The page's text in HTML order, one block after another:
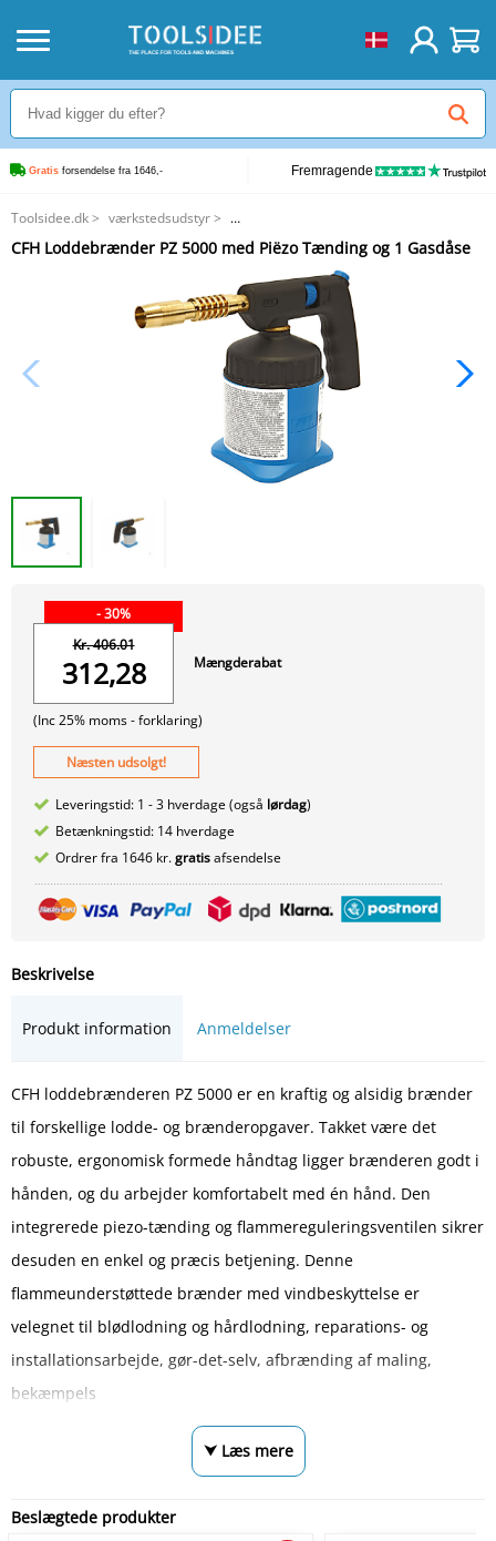
Gratis forsendelse fra 1646,- Fremragende
Toolsidee.dk> værkstedsudstyr>
udstyr til svejsning og lodning af oxy-brændstof og loddemaskiner
CFH Loddebrænder PZ 5000 med Piëzo Tænding og 1 Gasdåse
CFH Loddebrænder PZ 5000 med Piëzo Tænding og 1 Gasdåse
- 30%
Kr. 406.01
312,28
(Inc 25% moms -forklaring)
Mængderabat
Næsten udsolgt!
Leveringstid: 1 - 3 hverdage (også lørdag)
Betænkningstid: 14 hverdage
Ordrer fra 1646 kr.gratisafsendelse
Beskrivelse
Produkt information Anmeldelser
CFH loddebrænderen PZ 5000 er en kraftig og alsidig brænder
til forskellige lodde- og brænderopgaver. Takket være det
robuste, ergonomisk formede håndtag ligger brænderen godt i
hånden, og du arbejder komfortabelt med én hånd. Den
integrerede piezo-tænding og flammereguleringsventilen sikrer
desuden en enkel og præcis betjening. Denne
flammeunderstøttede brænder med vindbeskyttelse er
velegnet til blødlodning og hårdlodning, reparations- og
installationsarbejde, gør-det-selv, afbrænding af maling,
bekæmpels
⮟ Læs mere
Beslægtede produkter